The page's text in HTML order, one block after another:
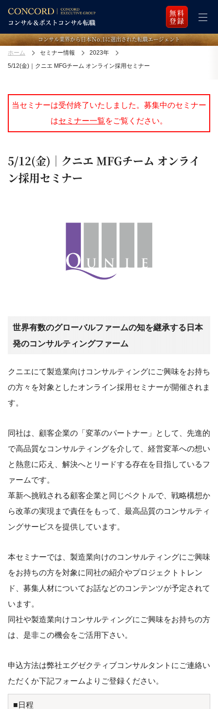
無料
登録
コンサル業界から日本Ｎo.1に選出された転職エージェント
ホーム セミナー情報
2023年
5/12(金)｜クニエ MFGチーム オンライン採用セミナー
当セミナーは受付終了いたしました。募集中のセミナー
はセミナー一覧をご覧ください。
5/12(金)｜クニエ MFGチーム オンライ
ン採用セミナー
世界有数のグローバルファームの知を継承する日本
発のコンサルティングファーム
クニエにて製造業向けコンサルティングにご興味をお持ち
の方々を対象としたオンライン採用セミナーが開催されま
す。
同社は、顧客企業の「変革のパートナー」として、先進的
で高品質なコンサルティングを介して、経営変革への想い
と熱意に応え、解決へとリードする存在を目指しているフ
ァームです。
革新へ挑戦される顧客企業と同じベクトルで、戦略構想か
ら改革の実現まで責任をもって、最高品質のコンサルティ
ングサービスを提供しています。
本セミナーでは、製造業向けのコンサルティングにご興味
をお持ちの方を対象に同社の紹介やプロジェクトトレン
ド、募集人材についてお話などのコンテンツが予定されて
います。
同社や製造業向けコンサルティングにご興味をお持ちの方
は、是非この機会をご活用下さい。
申込方法は弊社エグゼクティブコンサルタントにご連絡い
ただくか下記フォームよりご登録ください。
■日程